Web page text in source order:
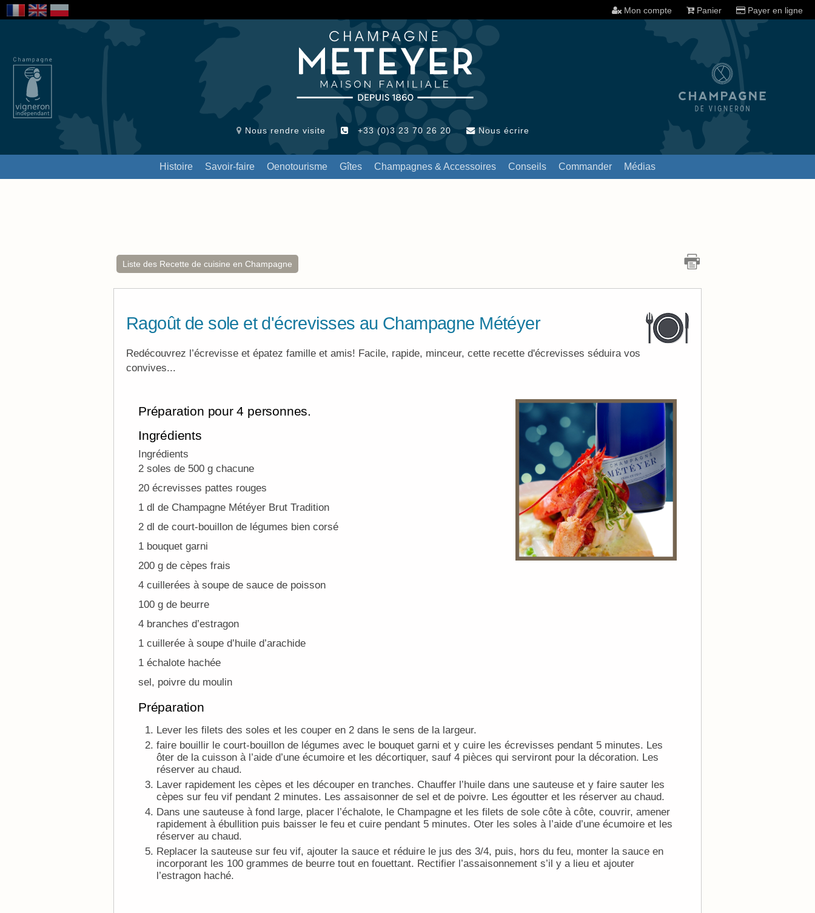
Mon compte Panier Payer en ligne
Nous rendre visite +33 (0)3 23 70 26 20 Nous écrire
Histoire Savoir-faire Oenotourisme Gîtes Champagnes & Accessoires Conseils Commander Médias
Liste des Recette de cuisine en Champagne
Ragoût de sole et d'écrevisses au Champagne Météyer
Redécouvrez l’écrevisse et épatez famille et amis! Facile, rapide, minceur, cette recette d'écrevisses séduira vos
convives...
Préparation pour 4 personnes.
Ingrédients
Ingrédients
2 soles de 500 g chacune
20 écrevisses pattes rouges
1 dl de Champagne Météyer Brut Tradition
2 dl de court-bouillon de légumes bien corsé
1 bouquet garni
200 g de cèpes frais
4 cuillerées à soupe de sauce de poisson
100 g de beurre
4 branches d’estragon
1 cuillerée à soupe d’huile d’arachide
1 échalote hachée
sel, poivre du moulin
Préparation
Lever les filets des soles et les couper en 2 dans le sens de la largeur.
faire bouillir le court-bouillon de légumes avec le bouquet garni et y cuire les écrevisses pendant 5 minutes. Les
ôter de la cuisson à l’aide d’une écumoire et les décortiquer, sauf 4 pièces qui serviront pour la décoration. Les
réserver au chaud.
Laver rapidement les cèpes et les découper en tranches. Chauffer l’huile dans une sauteuse et y faire sauter les
cèpes sur feu vif pendant 2 minutes. Les assaisonner de sel et de poivre. Les égoutter et les réserver au chaud.
Dans une sauteuse à fond large, placer l’échalote, le Champagne et les filets de sole côte à côte, couvrir, amener
rapidement à ébullition puis baisser le feu et cuire pendant 5 minutes. Oter les soles à l’aide d’une écumoire et les
réserver au chaud.
Replacer la sauteuse sur feu vif, ajouter la sauce et réduire le jus des 3/4, puis, hors du feu, monter la sauce en
incorporant les 100 grammes de beurre tout en fouettant. Rectifier l’assaisonnement s’il y a lieu et ajouter
l’estragon haché.